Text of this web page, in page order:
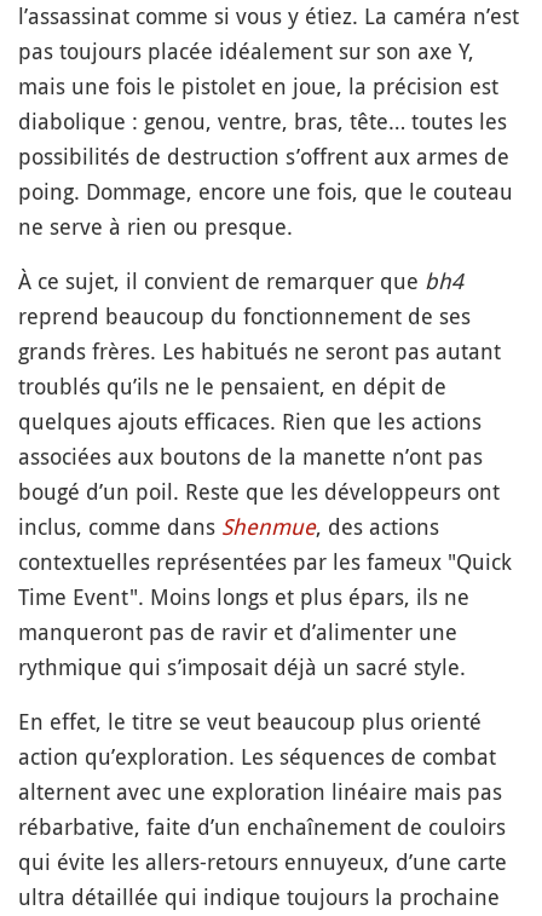
l’assassinat comme si vous y étiez. La caméra n’est
pas toujours placée idéalement sur son axe Y,
mais une fois le pistolet en joue, la précision est
diabolique : genou, ventre, bras, tête… toutes les
possibilités de destruction s’offrent aux armes de
poing. Dommage, encore une fois, que le couteau
ne serve à rien ou presque.
À ce sujet, il convient de remarquer que bh4
reprend beaucoup du fonctionnement de ses
grands frères. Les habitués ne seront pas autant
troublés qu’ils ne le pensaient, en dépit de
quelques ajouts efficaces. Rien que les actions
associées aux boutons de la manette n’ont pas
bougé d’un poil. Reste que les développeurs ont
inclus, comme dans Shenmue, des actions
contextuelles représentées par les fameux "Quick
Time Event". Moins longs et plus épars, ils ne
manqueront pas de ravir et d’alimenter une
rythmique qui s’imposait déjà un sacré style.
En effet, le titre se veut beaucoup plus orienté
action qu’exploration. Les séquences de combat
alternent avec une exploration linéaire mais pas
rébarbative, faite d’un enchaînement de couloirs
qui évite les allers-retours ennuyeux, d’une carte
ultra détaillée qui indique toujours la prochaine